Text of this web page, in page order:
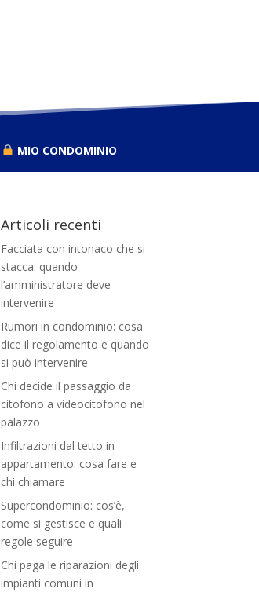
MIO CONDOMINIO
Articoli recenti
Facciata con intonaco che si
stacca: quando
l’amministratore deve
intervenire
Rumori in condominio: cosa
dice il regolamento e quando
si può intervenire
Chi decide il passaggio da
citofono a videocitofono nel
palazzo
Infiltrazioni dal tetto in
appartamento: cosa fare e
chi chiamare
Supercondominio: cos’è,
come si gestisce e quali
regole seguire
Chi paga le riparazioni degli
impianti comuni in